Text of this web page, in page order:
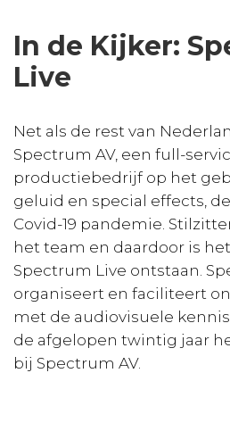
In de Kijker:
Live
Net als de rest van
Spectrum AV, een full-
productiebedrijf op het
geluid en special effects,
Covid-19 pandemie.
het team en daardoor is
Spectrum Live ontstaan.
organiseert en faciliteert
met de audiovisuele
de afgelopen twintig jaar
bij Spectrum AV.